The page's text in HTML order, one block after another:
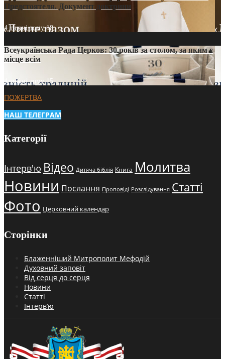
Предстоятеля. Документ доктрини
4 тижні тому18
Всеукраїнська Рада Церков: 30 років за столом, за яким є
місце всім
4 тижні тому15
ПОЖЕРТВА
НАШ ТЕЛЕГРАМ
Категорії
Інтерв'ю Відео Дитяча біблія Книга Молитва
Новини Послання Проповіді Розслідування Статті
Фото Церковний календар
Сторінки
Блаженніший Митрополит Мефодій
Духовний заповіт
Від серця до серця
Новини
Статті
Інтерв’ю